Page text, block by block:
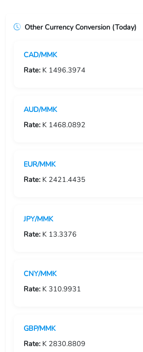
USD/GBP
USD/GHS
USD/GMD
USD/GYD
USD/HNL
USD/HUF
Other Currency Conversion (Today)
CAD/MMK
Rate: K 1496.3974
AUD/MMK
Rate: K 1468.0892
EUR/MMK
Rate: K 2421.4435
JPY/MMK
Rate: K 13.3376
CNY/MMK
Rate: K 310.9931
GBP/MMK
Rate: K 2830.8809